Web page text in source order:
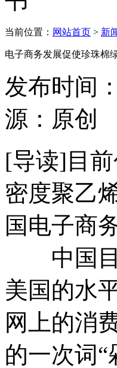
当前位置： 网站首页 > 新
电子商务发展促使珍珠棉
发布时间
源：原创
[导读]目
密度聚乙
国电子商
中国目
美国的水
网上的消
的一次词